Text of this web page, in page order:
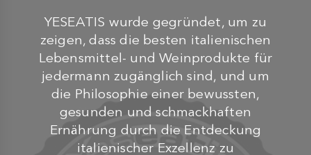
YESEATIS wurde gegründet, um zu
zeigen, dass die besten italienischen
Lebensmittel- und Weinprodukte für
jedermann zugänglich sind, und um
die Philosophie einer bewussten,
gesunden und schmackhaften
Ernährung durch die Entdeckung
italienischer Exzellenz zu